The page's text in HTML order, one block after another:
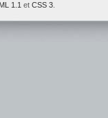
1.1 et CSS 3